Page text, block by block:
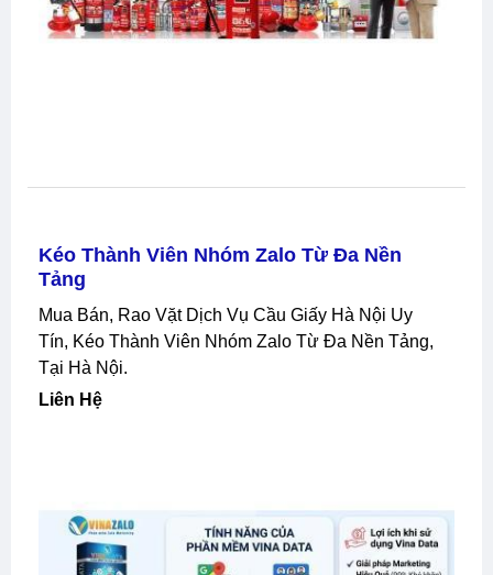
Kéo Thành Viên Nhóm Zalo Từ Đa Nền
Tảng
Mua Bán, Rao Vặt Dịch Vụ Cầu Giấy Hà Nội Uy
Tín, Kéo Thành Viên Nhóm Zalo Từ Đa Nền Tảng,
Tại Hà Nội.
Liên Hệ